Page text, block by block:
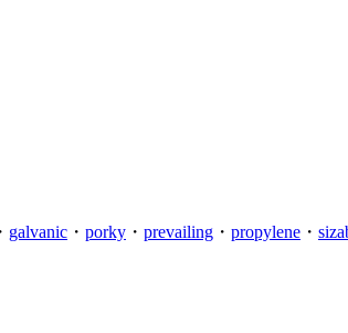
・ galvanic ・ porky ・ prevailing ・ propylene ・